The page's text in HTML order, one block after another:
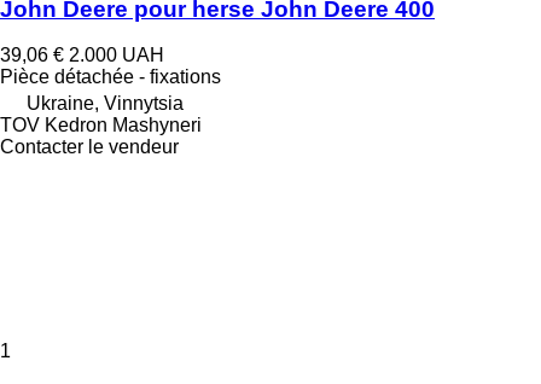
John Deere pour herse John Deere 400
39,06 € 2.000 UAH
Pièce détachée - fixations
Ukraine, Vinnytsia
TOV Kedron Mashyneri
Contacter le vendeur
1